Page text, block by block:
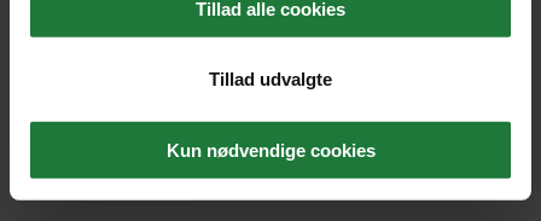
Tillad alle cookies
Tillad udvalgte
Kun nødvendige cookies